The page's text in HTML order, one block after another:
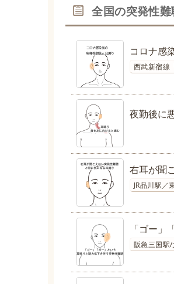
全国の突発性
コロナ感
西武新宿
夜勤後に
右耳が聞
JR品川駅／
「ゴー
阪急三国駅